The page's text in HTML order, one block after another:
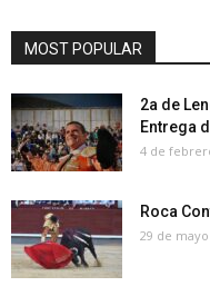
MOST POPULAR
2a de
Entrega
4 de
Roca
29 de